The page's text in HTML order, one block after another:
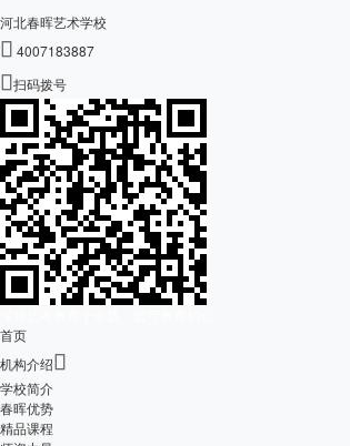
河北春晖艺术学校
 4007183887
扫码拨号
首页
机构介绍
学校简介
春晖优势
精品课程